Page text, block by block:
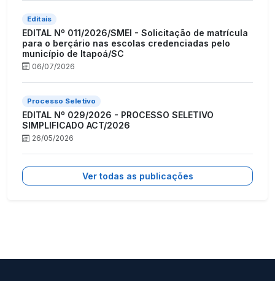
Editais
EDITAL Nº 011/2026/SMEI - Solicitação de matrícula
para o berçário nas escolas credenciadas pelo
município de Itapoá/SC
06/07/2026
Processo Seletivo
EDITAL Nº 029/2026 - PROCESSO SELETIVO
SIMPLIFICADO ACT/2026
26/05/2026
Ver todas as publicações